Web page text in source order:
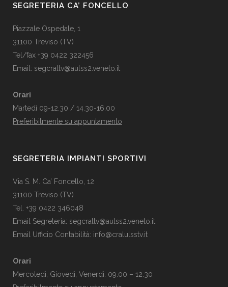
SEGRETERIA CA’ FONCELLO
Piazzale Ospedale, 1
31100 Treviso (TV)
Tel/fax +39 0422 322456
Email: segcraltv@aulss2.veneto.it
Orari
Martedì 09-12.30 / 14.30-16.00
Preferibilmente su appuntamento
SEGRETERIA IMPIANTI SPORTIVI
Via S. M. Ca’ Foncello, 12
31100 Treviso (TV)
Tel. +39 0422 346048
Email Segreteria: segcraltv@aulss2.veneto.it
Email Ufficio Contabilità: info@cralulsstv.it
Orari
Mercoledì, Giovedì, Venerdì: 09.00 – 12.30